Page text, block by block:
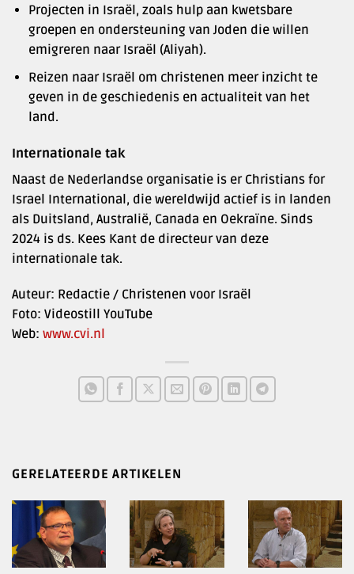
Projecten in Israël, zoals hulp aan kwetsbare
groepen en ondersteuning van Joden die willen
emigreren naar Israël (Aliyah).
Reizen naar Israël om christenen meer inzicht te
geven in de geschiedenis en actualiteit van het
land.
Internationale tak
Naast de Nederlandse organisatie is er Christians for
Israel International, die wereldwijd actief is in landen
als Duitsland, Australië, Canada en Oekraïne. Sinds
2024 is ds. Kees Kant de directeur van deze
internationale tak.
Auteur: Redactie / Christenen voor Israël
Foto: Videostill YouTube
Web: www.cvi.nl
GERELATEERDE ARTIKELEN